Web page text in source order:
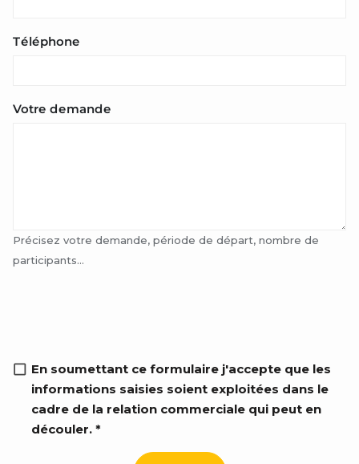
Téléphone
Votre demande
Précisez votre demande, période de départ, nombre de
participants...
RGPD info
En soumettant ce formulaire j'accepte que les
informations saisies soient exploitées dans le
cadre de la relation commerciale qui peut en
découler. *